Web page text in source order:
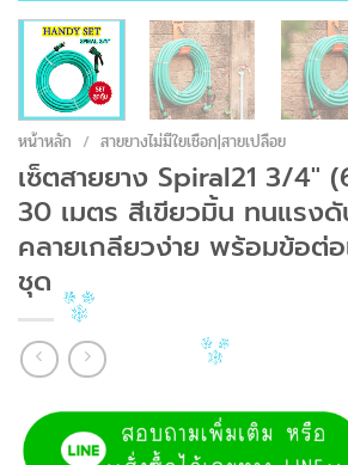
หน้าหลัก / สายยางไม่มีใยเชือก|สายเปลือย
เซ็ตสายยาง Spiral21 3/4″
30 เมตร สีเขียวมิ้น ทนแรง
คลายเกลียวง่าย พร้อมข้อต่
ชุด